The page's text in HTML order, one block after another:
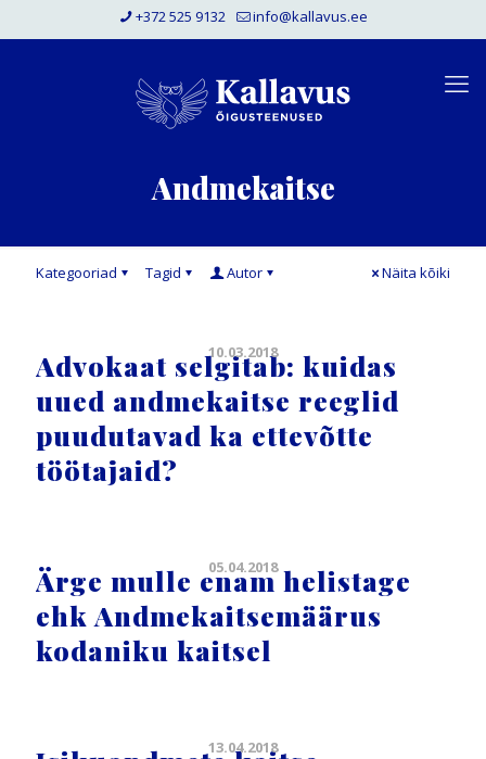
+372 525 9132 info@kallavus.ee
Andmekaitse
Kategooriad Tagid Autor Näita kõiki
10.03.2018
Advokaat selgitab: kuidas
uued andmekaitse reeglid
puudutavad ka ettevõtte
töötajaid?
05.04.2018
Ärge mulle enam helistage
ehk Andmekaitsemäärus
kodaniku kaitsel
13.04.2018